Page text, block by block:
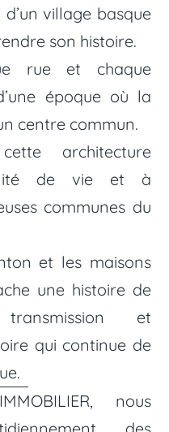
village basque
son histoire.
rue et chaque
époque où la
centre commun.
architecture
de vie et à
communes du
et les maisons
une histoire de
et
qui continue de
nous